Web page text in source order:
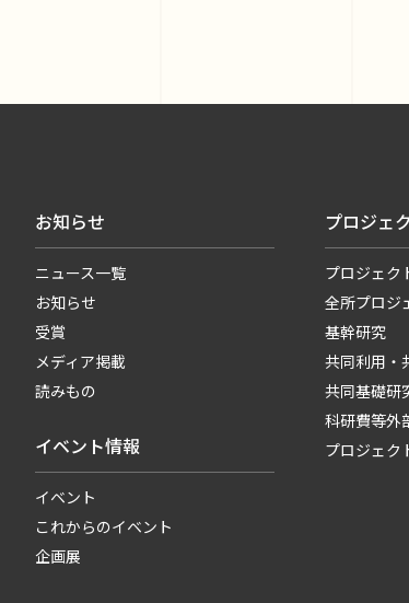
お知らせ
ニュース一覧
お知らせ
受賞
メディア掲載
読みもの
イベント情報
イベント
これからのイベント
企画展
プロジェ
プロジェク
全所プロジ
基幹研究
共同利用・
共同基礎研
科研費等外
プロジェク